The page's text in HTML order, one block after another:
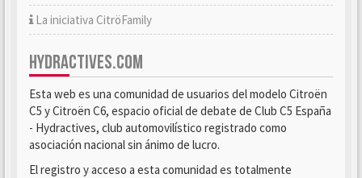
La iniciativa CitröFamily
HYDRACTIVES.COM
Esta web es una comunidad de usuarios del modelo Citroën
C5 y Citroën C6, espacio oficial de debate de Club C5 España
- Hydractives, club automovilístico registrado como
asociación nacional sin ánimo de lucro.
El registro y acceso a esta comunidad es totalmente